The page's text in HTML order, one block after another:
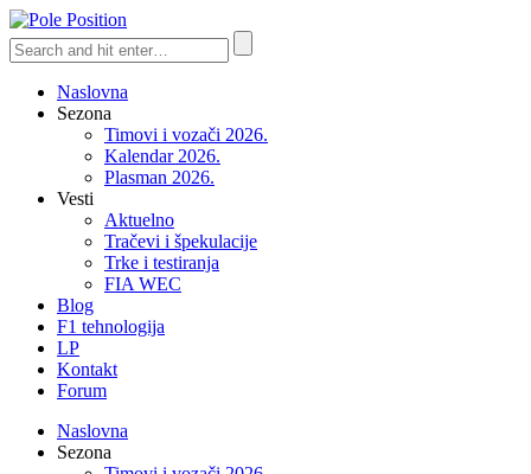
Naslovna
Sezona
Timovi i vozači 2026.
Kalendar 2026.
Plasman 2026.
Vesti
Aktuelno
Tračevi i špekulacije
Trke i testiranja
FIA WEC
Blog
F1 tehnologija
LP
Kontakt
Forum
Naslovna
Sezona